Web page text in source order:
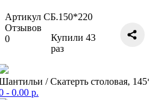
Артикул СБ.150*220
Отзывов
0
Купили43
раз
/ Скатерть столовая,
- 0.00 р.